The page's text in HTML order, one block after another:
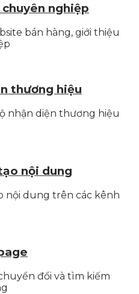
nghiệp
bán hàng, giới thiệu
thương hiệu
nhận diện thương hiệu
nội dung
nội dung trên các kênh
đổi và tìm kiếm